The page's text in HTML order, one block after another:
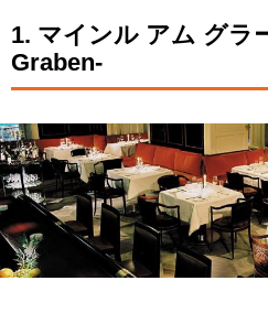
1. マインル アム グ
Graben-